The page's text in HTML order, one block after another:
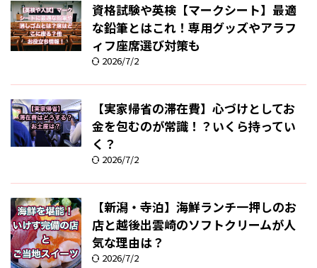
資格試験や英検【マークシート】最適
な鉛筆とはこれ！専用グッズやアラフ
ィフ座席選び対策も
2026/7/2
【実家帰省の滞在費】心づけとしてお
金を包むのが常識！？いくら持ってい
く？
2026/7/2
【新潟・寺泊】海鮮ランチ一押しのお
店と越後出雲崎のソフトクリームが人
気な理由は？
2026/7/2